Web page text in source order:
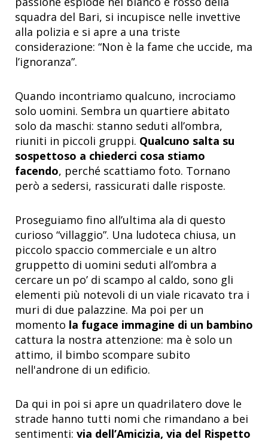
squadra del Bari, si incupisce nelle invettive
alla polizia e si apre a una triste
considerazione: “Non è la fame che uccide, ma
l’ignoranza”.
Quando incontriamo qualcuno, incrociamo
solo uomini. Sembra un quartiere abitato
solo da maschi: stanno seduti all’ombra,
riuniti in piccoli gruppi. Qualcuno salta su
sospettoso a chiederci cosa stiamo
facendo, perché scattiamo foto. Tornano
però a sedersi, rassicurati dalle risposte.
Proseguiamo fino all’ultima ala di questo
curioso “villaggio”. Una ludoteca chiusa, un
piccolo spaccio commerciale e un altro
gruppetto di uomini seduti all’ombra a
cercare un po’ di scampo al caldo, sono gli
elementi più notevoli di un viale ricavato tra i
muri di due palazzine. Ma poi per un
momento la fugace immagine di un bambino
cattura la nostra attenzione: ma è solo un
attimo, il bimbo scompare subito
nell'androne di un edificio.
Da qui in poi si apre un quadrilatero dove le
strade hanno tutti nomi che rimandano a bei
sentimenti: via dell’Amicizia, via del Rispetto